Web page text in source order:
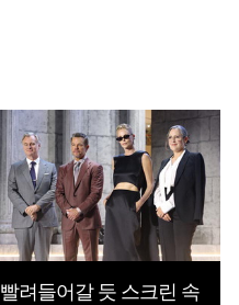
빨려들어갈 듯 스크린 속